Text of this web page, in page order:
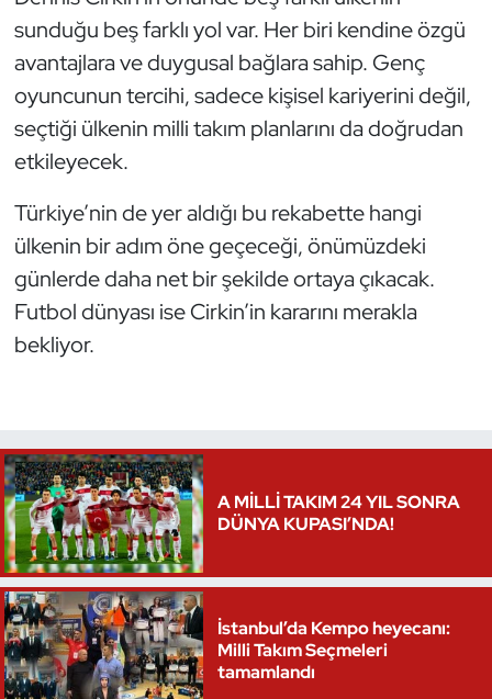
sunduğu beş farklı yol var. Her biri kendine özgü
avantajlara ve duygusal bağlara sahip. Genç
oyuncunun tercihi, sadece kişisel kariyerini değil,
seçtiği ülkenin milli takım planlarını da doğrudan
etkileyecek.
Türkiye’nin de yer aldığı bu rekabette hangi
ülkenin bir adım öne geçeceği, önümüzdeki
günlerde daha net bir şekilde ortaya çıkacak.
Futbol dünyası ise Cirkin’in kararını merakla
bekliyor.
A MİLLİ TAKIM 24 YIL SONRA
DÜNYA KUPASI’NDA!
İstanbul’da Kempo heyecanı:
Milli Takım Seçmeleri
tamamlandı